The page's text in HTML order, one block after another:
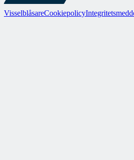
VisselblåsareCookiepolicy